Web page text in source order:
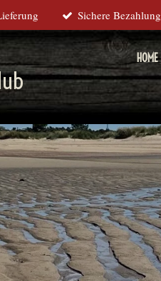
Sichere Bezahlung
HOME